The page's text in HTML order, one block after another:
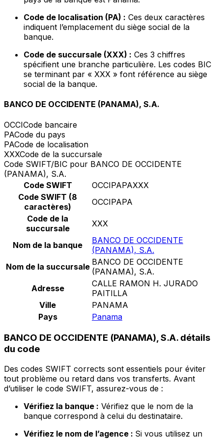
Code de localisation (PA) : Ces deux caractères
indiquent l’emplacement du siège social de la
banque.
Code de succursale (XXX) : Ces 3 chiffres
spécifient une branche particulière. Les codes BIC
se terminant par « XXX » font référence au siège
social de la banque.
BANCO DE OCCIDENTE (PANAMA), S.A.
OCCICode bancaire
PACode du pays
PACode de localisation
XXXCode de la succursale
Code SWIFT/BIC pour BANCO DE OCCIDENTE
(PANAMA), S.A.
Code SWIFT
OCCIPAPAXXX
Code SWIFT (8
caractères)
OCCIPAPA
Code de la
succursale
XXX
Nom de la banque
BANCO DE OCCIDENTE
(PANAMA), S.A.
Nom de la succursale BANCO DE OCCIDENTE
(PANAMA), S.A.
Adresse
CALLE RAMON H. JURADO
PAITILLA
Ville
PANAMA
Pays
Panama
BANCO DE OCCIDENTE (PANAMA), S.A. détails
du code
Des codes SWIFT corrects sont essentiels pour éviter
tout problème ou retard dans vos transferts. Avant
d’utiliser le code SWIFT, assurez-vous de :
Vérifiez la banque : Vérifiez que le nom de la
banque correspond à celui du destinataire.
Vérifiez le nom de l’agence : Si vous utilisez un